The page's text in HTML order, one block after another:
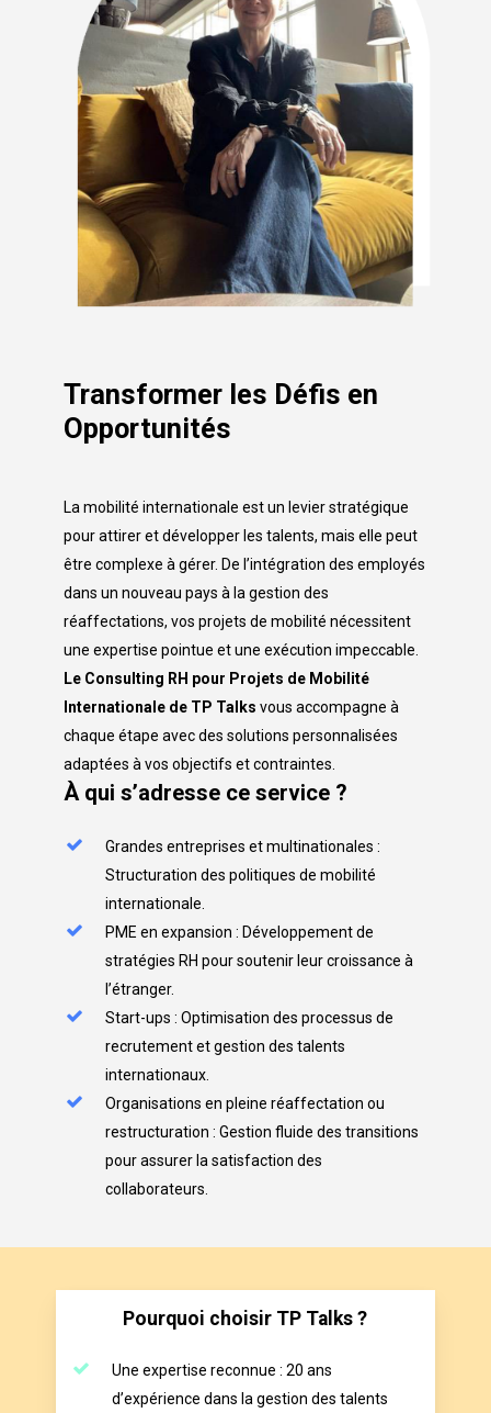
Transformer les Défis en
Opportunités
La mobilité internationale est un levier stratégique
pour attirer et développer les talents, mais elle peut
être complexe à gérer. De l’intégration des employés
dans un nouveau pays à la gestion des
réaffectations, vos projets de mobilité nécessitent
une expertise pointue et une exécution impeccable.
Le Consulting RH pour Projets de Mobilité
Internationale de TP Talks vous accompagne à
chaque étape avec des solutions personnalisées
adaptées à vos objectifs et contraintes.
À qui s’adresse ce service ?
Grandes entreprises et multinationales :
Structuration des politiques de mobilité
internationale.
PME en expansion : Développement de
stratégies RH pour soutenir leur croissance à
l’étranger.
Start-ups : Optimisation des processus de
recrutement et gestion des talents
internationaux.
Organisations en pleine réaffectation ou
restructuration : Gestion fluide des transitions
pour assurer la satisfaction des
collaborateurs.
Pourquoi choisir TP Talks ?
Une expertise reconnue : 20 ans
d’expérience dans la gestion des talents